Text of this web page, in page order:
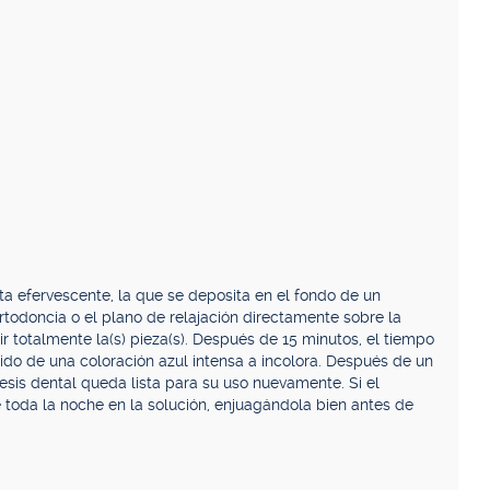
efervescente, la que se deposita en el fondo de un
o el plano de relajación directamente sobre la
la(s) pieza(s). Después de 15 minutos, el tiempo
de una coloración azul intensa a incolora. Después de un
dental queda lista para su uso nuevamente. Si el
la noche en la solución, enjuagándola bien antes de